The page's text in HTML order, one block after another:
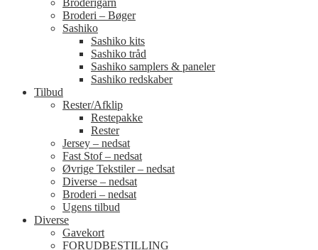
Broderigarn
Broderi – Bøger
Sashiko
Sashiko kits
Sashiko tråd
Sashiko samplers & paneler
Sashiko redskaber
Tilbud
Rester/Afklip
Restepakke
Rester
Jersey – nedsat
Fast Stof – nedsat
Øvrige Tekstiler – nedsat
Diverse – nedsat
Broderi – nedsat
Ugens tilbud
Diverse
Gavekort
FORUDBESTILLING